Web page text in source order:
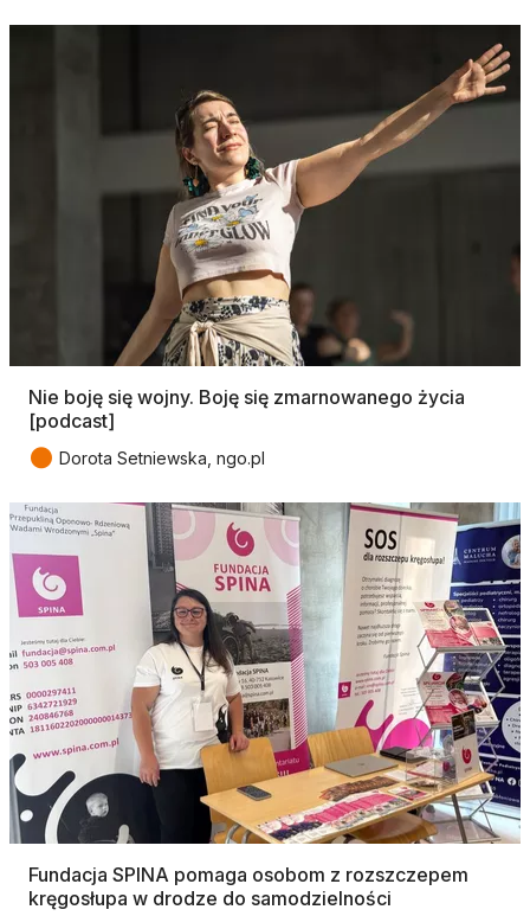
Nie boję się wojny. Boję się zmarnowanego życia
[podcast]
● Dorota Setniewska, ngo.pl
Fundacja SPINA pomaga osobom z rozszczepem
kręgosłupa w drodze do samodzielności